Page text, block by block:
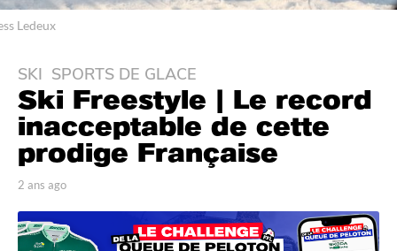
Ledeux
2
a
n
s
a
g
2
a
SKI ,SPORTS DE GLACE
Ski Freestyle | Le record
inacceptable de cette
prodige Française
p
r
T
2 ans ago
s